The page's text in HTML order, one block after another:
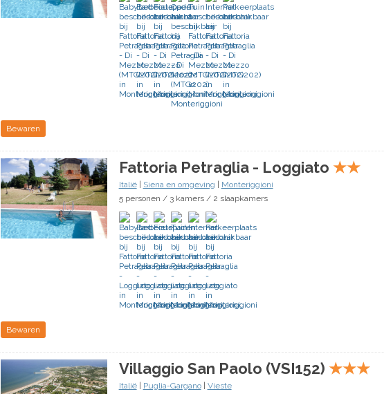
Bewaren
Fattoria Petraglia - Loggiato ★★
Italië| Siena en omgeving
Monteriggioni
5 personen / 3 kamers / 2 slaapkamers
Bewaren
Villaggio San Paolo (VSI152) ★★★
Italië| Puglia-Gargano| Vieste